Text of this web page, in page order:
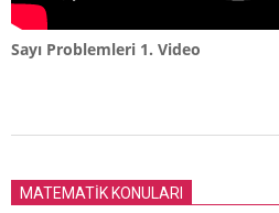
Sayı Problemleri 1. Video
29MATEMATİK KONULARI